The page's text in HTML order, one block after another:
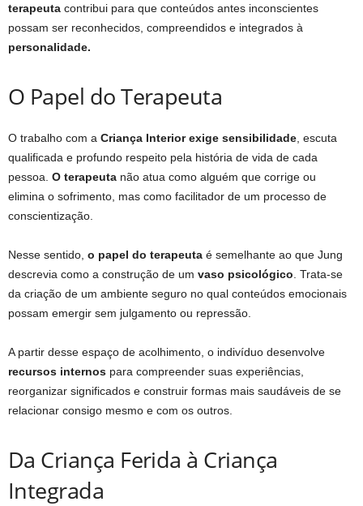
terapeuta contribui para que conteúdos antes inconscientes
possam ser reconhecidos, compreendidos e integrados à
personalidade.
O Papel do Terapeuta
O trabalho com a Criança Interior exige sensibilidade , escuta
qualificada e profundo respeito pela história de vida de cada
pessoa. O terapeuta não atua como alguém que corrige ou
elimina o sofrimento, mas como facilitador de um processo de
conscientização.
Nesse sentido, o papel do terapeuta é semelhante ao que Jung
descrevia como a construção de um vaso psicológico . Trata-se
da criação de um ambiente seguro no qual conteúdos emocionais
possam emergir sem julgamento ou repressão.
A partir desse espaço de acolhimento, o indivíduo desenvolve
recursos internos para compreender suas experiências,
reorganizar significados e construir formas mais saudáveis de se
relacionar consigo mesmo e com os outros.
Da Criança Ferida à Criança
Integrada